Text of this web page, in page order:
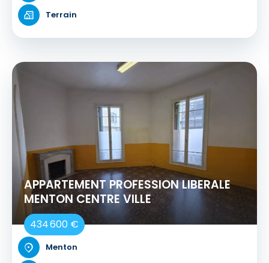
Terrain
APPARTEMENT PROFESSION LIBERALE
MENTON CENTRE VILLE
434 600 €
Menton